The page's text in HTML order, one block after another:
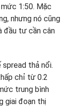
1:50. Mặc
nhưng nó cũng
đầu tư cần cân
spread thả nổi.
chỉ từ 0.2
trung bình
giai đoạn thị